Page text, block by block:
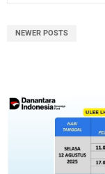
NEWER POSTS